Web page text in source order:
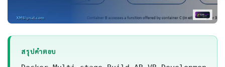
สรุปคำตอบ